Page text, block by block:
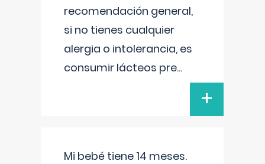
recomendación general,
si no tienes cualquier
alergia o intolerancia, es
consumir lácteos pre...
+
Mi bebé tiene 14 meses.